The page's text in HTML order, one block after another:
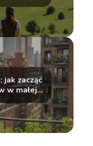
jak zacząć
w małej